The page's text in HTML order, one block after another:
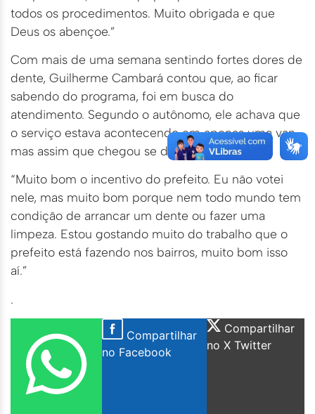
todos os procedimentos. Muito obrigada e que
Deus os abençoe.”
Com mais de uma semana sentindo fortes dores de
dente, Guilherme Cambará contou que, ao ficar
sabendo do programa, foi em busca do
atendimento. Segundo o autônomo, ele achava que
o serviço estava acontecendo em apenas uma van,
mas assim que chegou se deparou com três.
“Muito bom o incentivo do prefeito. Eu não votei
nele, mas muito bom porque nem todo mundo tem
condição de arrancar um dente ou fazer uma
limpeza. Estou gostando muito do trabalho que o
prefeito está fazendo nos bairros, muito bom isso
aí.”
.
Compartilhar
no Facebook
Compartilhar
no X Twitter